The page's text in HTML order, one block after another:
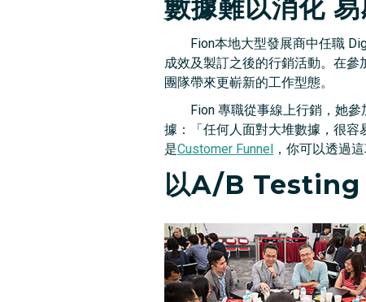
數據難以消化
Fion本地大型發展商中任職
成效及製訂之後的行銷活動。在
團隊帶來更嶄新的工作型態。
Fion 專職從事線上行銷，她參
據：「任何人面對大堆數據，很
是Customer Funnel ，你可以透過
以A/B Testing